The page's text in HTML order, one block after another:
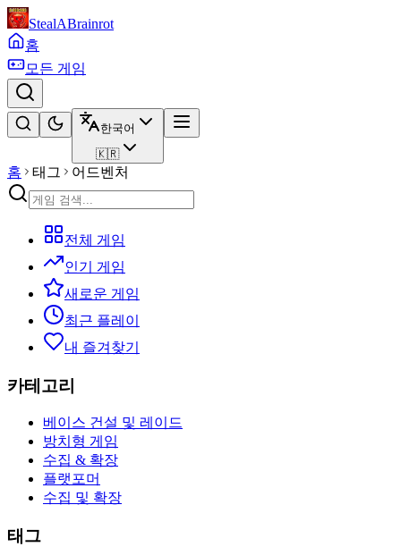
StealABrainrot
홈
모든 게임
한국어
🇰🇷
홈 태그 어드벤처
전체 게임
인기 게임
새로운 게임
최근 플레이
내 즐겨찾기
카테고리
베이스 건설 및 레이드
방치형 게임
수집 & 확장
플랫포머
수집 및 확장
태그